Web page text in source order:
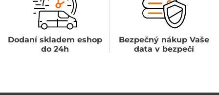
Dodaní skladem eshop
do 24h
Bezpečný nákup Vaše
data v bezpečí